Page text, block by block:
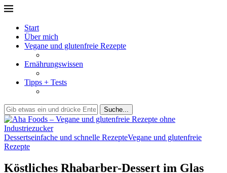
Start
Über mich
Vegane und glutenfreie Rezepte
Ernährungswissen
Tipps + Tests
Suche...
Dessertseinfache und schnelle RezepteVegane und glutenfreie
Rezepte
Köstliches Rhabarber-Dessert im Glas